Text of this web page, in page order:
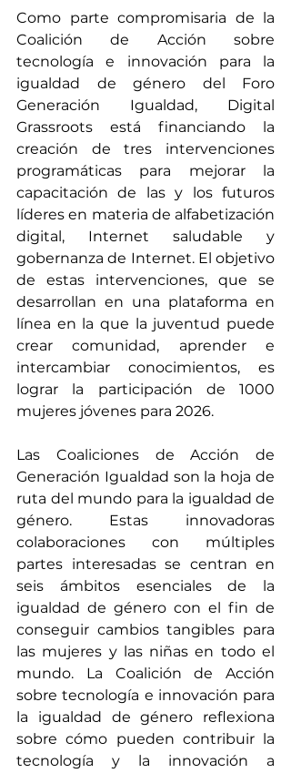
Como parte compromisaria de la
Coalición de Acción sobre
tecnología e innovación para la
igualdad de género del Foro
Generación Igualdad, Digital
Grassroots está financiando la
creación de tres intervenciones
programáticas para mejorar la
capacitación de las y los futuros
líderes en materia de alfabetización
digital, Internet saludable y
gobernanza de Internet. El objetivo
de estas intervenciones, que se
desarrollan en una plataforma en
línea en la que la juventud puede
crear comunidad, aprender e
intercambiar conocimientos, es
lograr la participación de 1000
mujeres jóvenes para 2026.
Las Coaliciones de Acción de
Generación Igualdad son la hoja de
ruta del mundo para la igualdad de
género. Estas innovadoras
colaboraciones con múltiples
partes interesadas se centran en
seis ámbitos esenciales de la
igualdad de género con el fin de
conseguir cambios tangibles para
las mujeres y las niñas en todo el
mundo. La Coalición de Acción
sobre tecnología e innovación para
la igualdad de género reflexiona
sobre cómo pueden contribuir la
tecnología y la innovación a